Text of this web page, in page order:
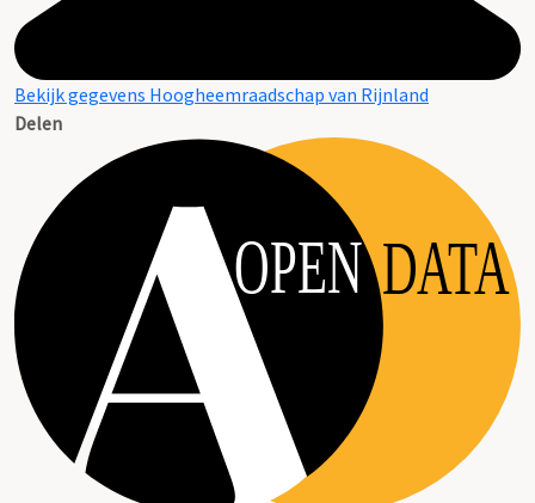
Bekijk gegevens Hoogheemraadschap van Rijnland
Delen
OPEN DATA